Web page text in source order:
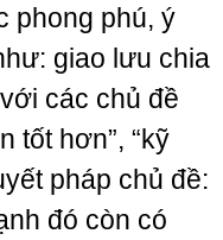
phong phú, ý
giao lưu chia
các chủ đề
tốt hơn”, “kỹ
pháp chủ đề:
đó còn có